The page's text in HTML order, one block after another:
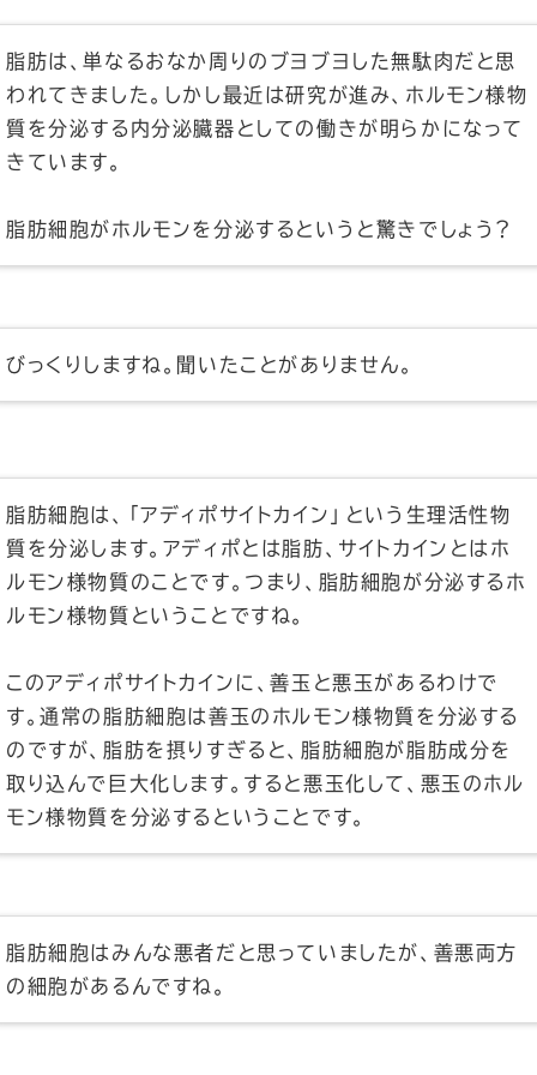
脂肪は、単なるおなか周りのブヨブヨした無駄肉だと思
われてきました。しかし最近は研究が進み、ホルモン様物
質を分泌する内分泌臓器としての働きが明らかになって
きています。
脂肪細胞がホルモンを分泌するというと驚きでしょう？
びっくりしますね。聞いたことがありません。
脂肪細胞は、「アディポサイトカイン」という生理活性物
質を分泌します。アディポとは脂肪、サイトカインとはホ
ルモン様物質のことです。つまり、脂肪細胞が分泌するホ
ルモン様物質ということですね。
このアディポサイトカインに、善玉と悪玉があるわけで
す。通常の脂肪細胞は善玉のホルモン様物質を分泌する
のですが、脂肪を摂りすぎると、脂肪細胞が脂肪成分を
取り込んで巨大化します。すると悪玉化して、悪玉のホル
モン様物質を分泌するということです。
脂肪細胞はみんな悪者だと思っていましたが、善悪両方
の細胞があるんですね。